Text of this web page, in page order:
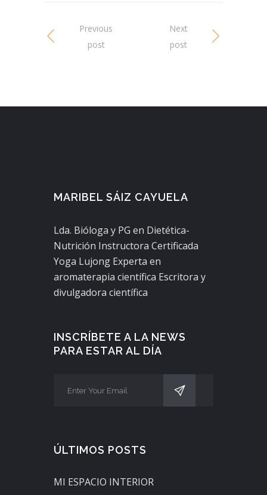
Previous
post
Next
post
MARIBEL SÁIZ CAYUELA
Lda. Bióloga y PG en Dietética-
Nutrición Instructora Certificada
Yoga Lujong Experta en
aromaterapia científica Escritora y
divulgadora científica
INSCRÍBETE A LA NEWS
PARA ESTAR AL DÍA
ÚLTIMOS POSTS
MI ESPACIO INTERIOR